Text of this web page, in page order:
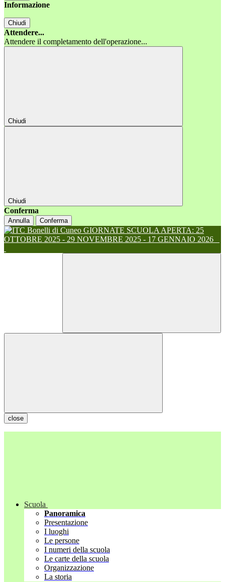
Informazione
Chiudi
Attendere...
Attendere il completamento dell'operazione...
Chiudi
Chiudi
Conferma
Annulla Conferma
GIORNATE SCUOLA APERTA: 25
OTTOBRE 2025 - 29 NOVEMBRE 2025 - 17 GENNAIO 2026
close
Scuola
Panoramica
Presentazione
I luoghi
Le persone
I numeri della scuola
Le carte della scuola
Organizzazione
La storia